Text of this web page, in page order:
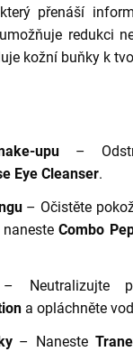
přenáší
redukci
kožní buňky k
upu –
Eye Cleanser.
– Očistěte
nanesteCombo
Neutralizujte
a opláchněte
– Naneste